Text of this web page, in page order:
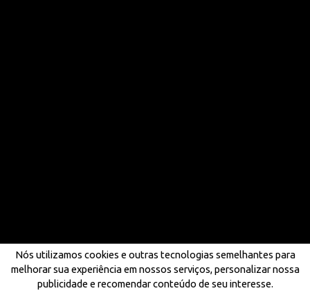
Nós utilizamos cookies e outras tecnologias semelhantes para
melhorar sua experiência em nossos serviços, personalizar nossa
publicidade e recomendar conteúdo de seu interesse.